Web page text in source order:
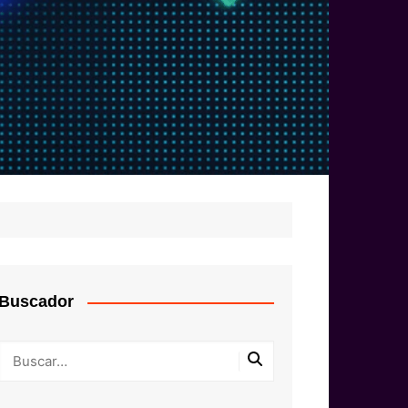
Buscador